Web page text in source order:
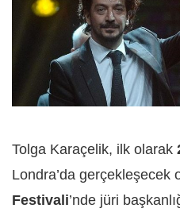
Tolga Karaçelik, ilk olarak
Londra’da gerçekleşecek
Festivali’nde jüri